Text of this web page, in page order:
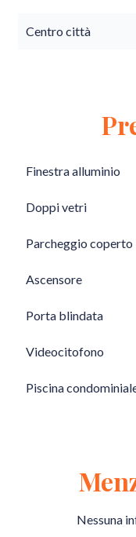
Centro città
Finestra alluminio
Doppi vetri
Parcheggio coperto
Ascensore
Porta blindata
Videocitofono
Piscina
Nessuna